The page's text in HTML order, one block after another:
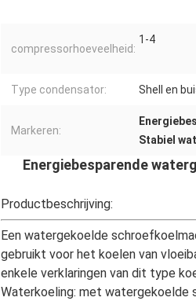
compressorhoeveelheid:
1-4
Type condensator: Shell en
Markeren:
Stabiel
Energiebesparende
Productbeschrijving:
Een watergekoelde
gebruikt voor het koelen van
enkele verklaringen van dit type
Waterkoeling: met